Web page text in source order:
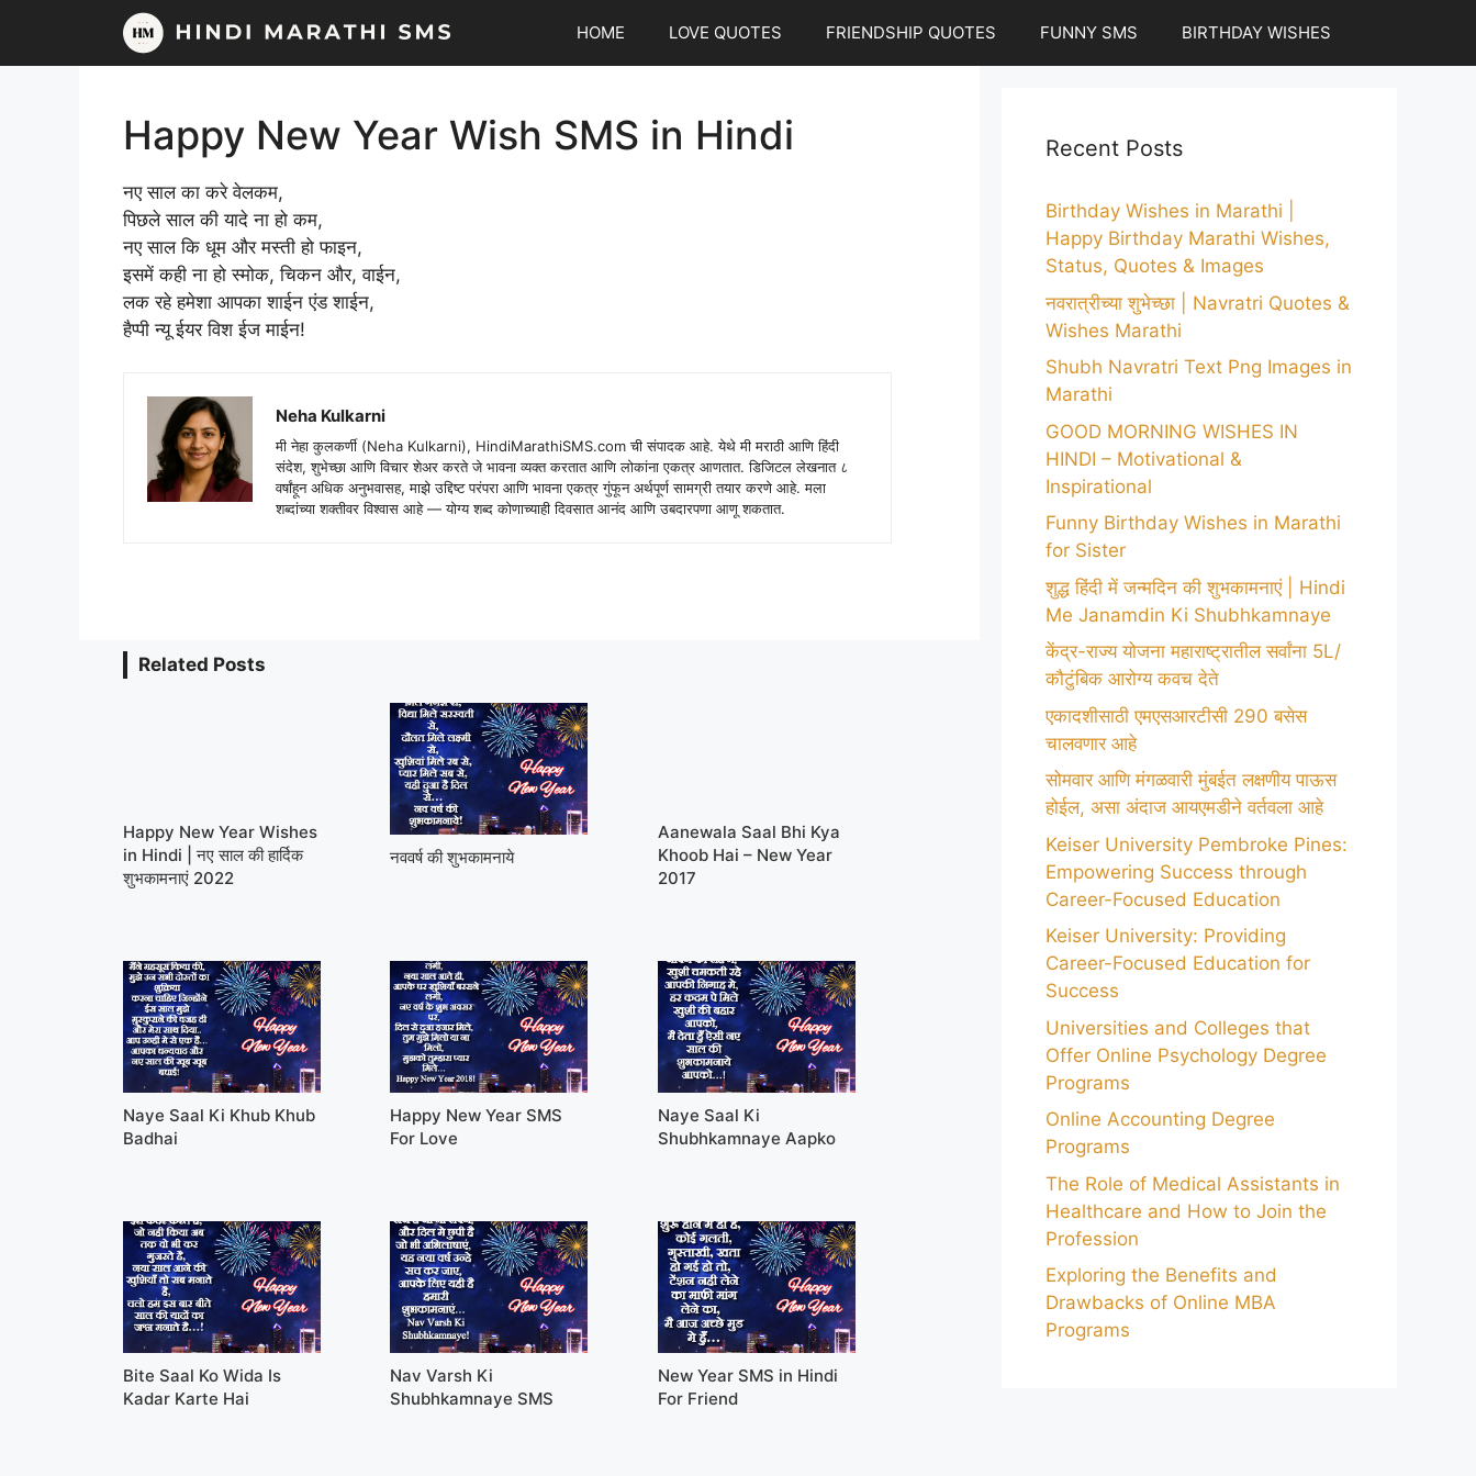
content
HOME LOVE QUOTES FRIENDSHIP QUOTES FUNNY SMS BIRTHDAY WISHES
Happy New Year Wish SMS in Hindi
नए साल का करे वेलकम,
पिछले साल की यादे ना हो कम,
नए साल कि धूम और मस्ती हो फाइन,
इसमें कही ना हो स्मोक, चिकन और, वाईन,
लक रहे हमेशा आपका शाईन एंड शाईन,
हैप्पी न्यू ईयर विश ईज माईन!
Neha Kulkarni
मी नेहा कुलकर्णी (Neha Kulkarni), HindiMarathiSMS.com ची संपादक आहे. येथे मी मराठी आणि हिंदी
संदेश, शुभेच्छा आणि विचार शेअर करते जे भावना व्यक्त करतात आणि लोकांना एकत्र आणतात. डिजिटल लेखनात ८
वर्षांहून अधिक अनुभवासह, माझे उद्दिष्ट परंपरा आणि भावना एकत्र गुंफून अर्थपूर्ण सामग्री तयार करणे आहे. मला
शब्दांच्या शक्तीवर विश्वास आहे — योग्य शब्द कोणाच्याही दिवसात आनंद आणि उबदारपणा आणू शकतात.
Related Posts
Happy New Year Wishes
in Hindi | नए साल की हार्दिक
शुभकामनाएं 2022
नववर्ष की शुभकामनाये
Aanewala Saal Bhi Kya
Khoob Hai – New Year
2017
Naye Saal Ki Khub Khub
Badhai
Happy New Year SMS
For Love
Naye Saal Ki
Shubhkamnaye Aapko
Bite Saal Ko Wida Is
Kadar Karte Hai
Nav Varsh Ki
Shubhkamnaye SMS
New Year SMS in Hindi
For Friend
Recent Posts
Birthday Wishes in Marathi |
Happy Birthday Marathi Wishes,
Status, Quotes & Images
नवरात्रीच्या शुभेच्छा | Navratri Quotes &
Wishes Marathi
Shubh Navratri Text Png Images in
Marathi
GOOD MORNING WISHES IN
HINDI – Motivational &
Inspirational
Funny Birthday Wishes in Marathi
for Sister
शुद्ध हिंदी में जन्मदिन की शुभकामनाएं | Hindi
Me Janamdin Ki Shubhkamnaye
केंद्र-राज्य योजना महाराष्ट्रातील सर्वांना 5L/
कौटुंबिक आरोग्य कवच देते
एकादशीसाठी एमएसआरटीसी 290 बसेस
चालवणार आहे
सोमवार आणि मंगळवारी मुंबईत लक्षणीय पाऊस
होईल, असा अंदाज आयएमडीने वर्तवला आहे
Keiser University Pembroke Pines:
Empowering Success through
Career-Focused Education
Keiser University: Providing
Career-Focused Education for
Success
Universities and Colleges that
Offer Online Psychology Degree
Programs
Online Accounting Degree
Programs
The Role of Medical Assistants in
Healthcare and How to Join the
Profession
Exploring the Benefits and
Drawbacks of Online MBA
Programs